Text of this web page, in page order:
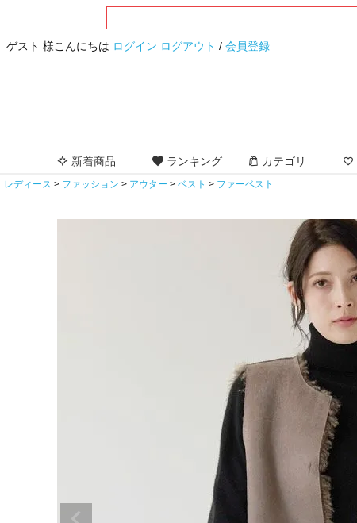
ゲスト 様こんにちは ログイン ログアウト / 会員登録
新着商品 ランキング カテゴリ
レディース ファッション アウター ベスト ファーベスト